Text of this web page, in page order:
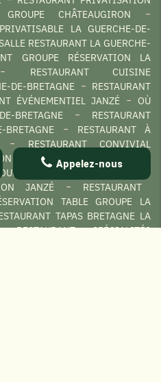
GROUPE CHÂTEAUGIRON
LA GUERCHE-DE-
RESTAURANT LA GUERCHE-
GROUPE RÉSERVATION LA
RESTAURANT CUISINE
DE-BRETAGNE
RESTAURANT
ÉVÉNEMENTIEL JANZÉ
OÙ
BRETAGNE
RESTAURANT
RESTAURANT À
RESTAURANT CONVIVIAL
RESTAURANT LA GUERCHE-DE-
LA GUERCHE-DE-BRETAGNE
JANZÉ
RESTAURANT
TABLE GROUPE LA
TAPAS BRETAGNE LA
RESTAURANT SPÉCIALITÉS
Appelez-nous